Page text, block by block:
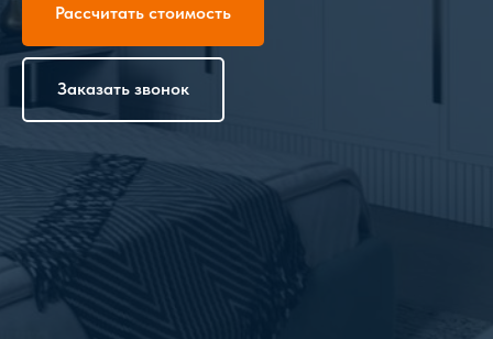
Рассчитать стоимость
Заказать звонок